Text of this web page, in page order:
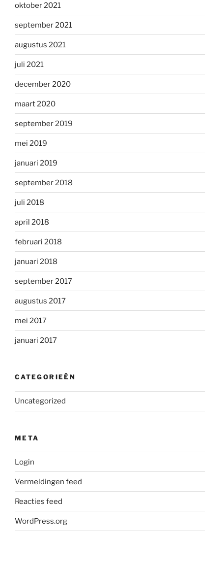
oktober 2021
september 2021
augustus 2021
juli 2021
december 2020
maart 2020
september 2019
mei 2019
januari 2019
september 2018
juli 2018
april 2018
februari 2018
januari 2018
september 2017
augustus 2017
mei 2017
januari 2017
CATEGORIEËN
Uncategorized
META
Login
Vermeldingen feed
Reacties feed
WordPress.org